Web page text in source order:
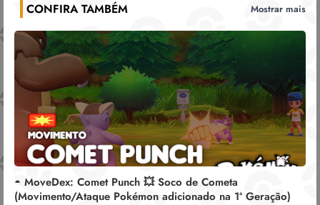
CONFIRA TAMBÉM Mostrar mais
◓ MoveDex: Comet Punch 💥 Soco de Cometa
(Movimento/Ataque Pokémon adicionado na 1ª Geração)